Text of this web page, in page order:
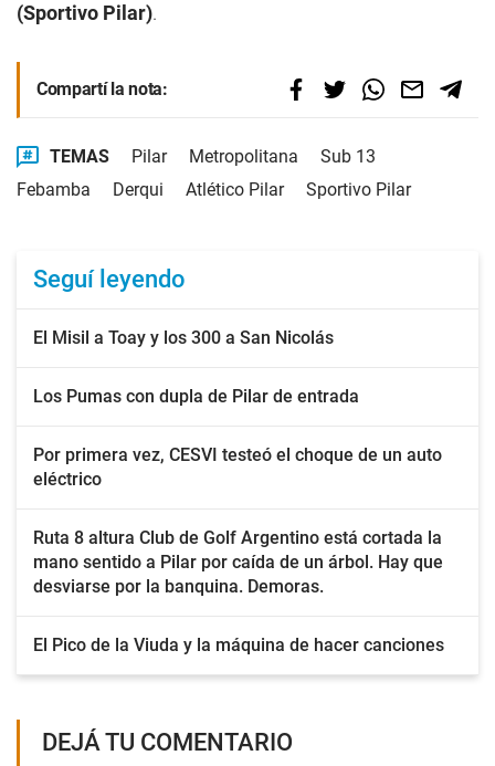
(Sportivo Pilar).
Compartí la nota:
TEMAS Pilar Metropolitana
Sub 13
Febamba
Derqui Atlético Pilar Sportivo Pilar
Seguí leyendo
El Misil a Toay y los 300 a San Nicolás
Los Pumas con dupla de Pilar de entrada
Por primera vez, CESVI testeó el choque de un auto
eléctrico
Ruta 8 altura Club de Golf Argentino está cortada la
mano sentido a Pilar por caída de un árbol. Hay que
desviarse por la banquina. Demoras.
El Pico de la Viuda y la máquina de hacer canciones
DEJÁ TU COMENTARIO